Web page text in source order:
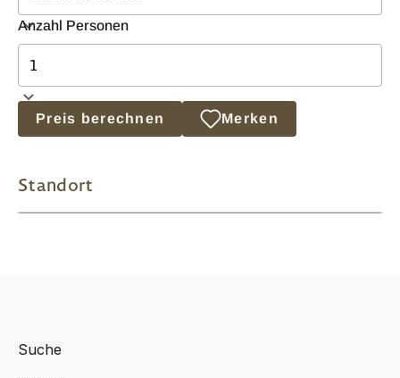
Anzahl Personen
Preis berechnen Merken
Standort
Suche